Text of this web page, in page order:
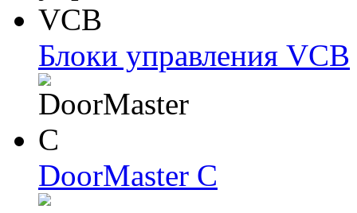
Блоки упрaвлeния VCB
DoorMaster C